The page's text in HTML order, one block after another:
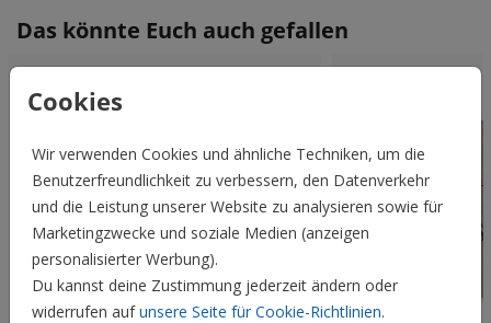
Cookies
Wir verwenden Cookies und ähnliche Techniken, um die
Benutzerfreundlichkeit zu verbessern, den Datenverkehr
und die Leistung unserer Website zu analysieren sowie für
Marketingzwecke und soziale Medien (anzeigen
personalisierter Werbung).
Du kannst deine Zustimmung jederzeit ändern oder
widerrufen aufunsere Seite für Cookie-Richtlinien.
Das könnte Euch auch gefallen